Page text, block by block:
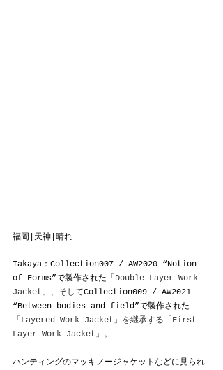
福岡|天神|晴れ
Takaya：Collection007 / AW2020 “Notion
of Forms”で製作された 「Double Layer Work
Jacket」、そしてCollection009 / AW2021
“Between bodies and field”で製作された
「Layered Work Jacket」を継承する「First
Layer Work Jacket」。
ハンティングのマッキノージャケットなどに見られ